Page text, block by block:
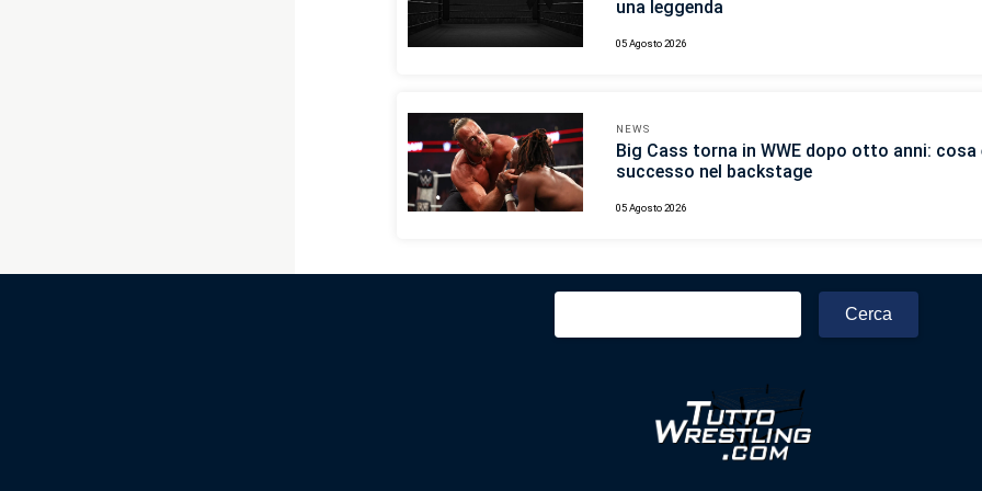
una leggenda
05 Agosto 2026
NEWS
Big Cass torna in WWE dopo otto anni: cosa
successo nel backstage
05 Agosto 2026
Ricerca